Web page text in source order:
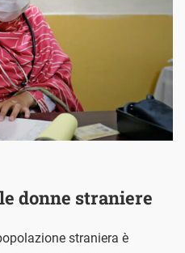
donne straniere
straniera è